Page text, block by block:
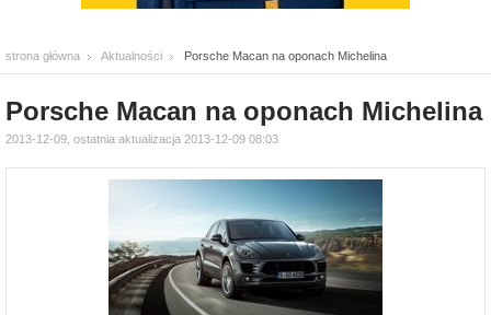
strona główna Aktualności Porsche Macan na oponach Michelina
Porsche Macan na oponach Michelina
2013-12-09, ostatnia aktualizacja 2013-12-09 08:03